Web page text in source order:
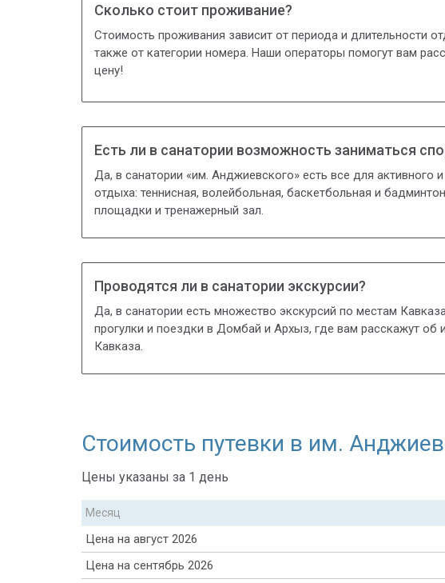
Сколько стоит проживание?
Стоимость проживания зависит от периода и длительности
также от категории номера. Наши операторы помогут вам
цену!
Есть ли в санатории возможность заниматься
Да, в санатории «им. Анджиевского» есть все для активного
отдыха: теннисная, волейбольная, баскетбольная и
площадки и тренажерный зал.
Проводятся ли в санатории экскурсии?
Да, в санатории есть множество экскурсий по местам
прогулки и поездки в Домбай и Архыз, где вам расскажут об
Кавказа.
Стоимость путевки в им.
Цены указаны за 1 день
Месяц
Цена на август 2026
Цена на сентябрь 2026